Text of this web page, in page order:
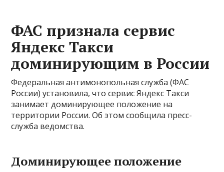
ФАС признала сервис
Яндекс Такси
доминирующим в России
Федеральная антимонопольная служба (ФАС
России) установила, что сервис Яндекс Такси
занимает доминирующее положение на
территории России. Об этом сообщила пресс-
служба ведомства.
Доминирующее положение